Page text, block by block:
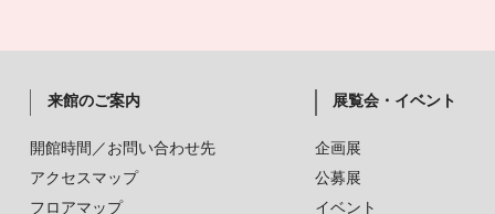
来館のご案内
開館時間／お問い合わせ先
アクセスマップ
フロアマップ
展覧会・イベント
企画展
公募展
イベント